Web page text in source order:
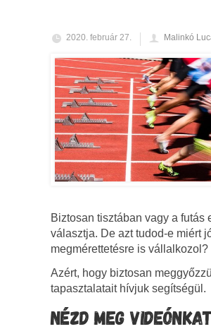
2020. február 27. Malinkó
Biztosan tisztában vagy a futás
választja. De azt tudod-e miért
megmérettetésre is vállalkozol?
Azért, hogy biztosan
tapasztalatait hívjuk segítségül.
NÉZD MEG